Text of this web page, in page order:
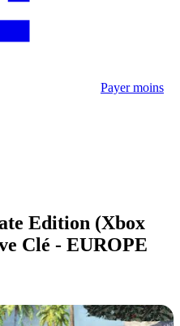
Payer moins
Edition (Xbox
Clé - EUROPE